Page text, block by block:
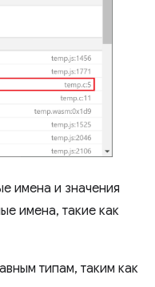
имена и значения
имена, такие как
типам, таким как